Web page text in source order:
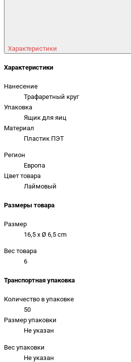
Характеристики
Характеристики
Нанесение
Трафаретный круг
Упаковка
Ящик для яиц
Материал
Пластик ПЭТ
Регион
Европа
Цвет товара
Лаймовый
Размеры товара
Размер
16,5 x Ø 6,5 cm
Вес товара
6
Транспортная упаковка
Количество в упаковке
50
Размер упаковки
Не указан
Вес упаковки
Не указан